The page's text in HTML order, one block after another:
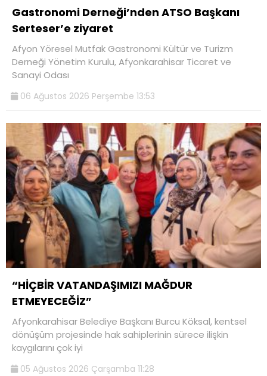
Gastronomi Derneği’nden ATSO Başkanı
Serteser’e ziyaret
Afyon Yöresel Mutfak Gastronomi Kültür ve Turizm
Derneği Yönetim Kurulu, Afyonkarahisar Ticaret ve
Sanayi Odası
06 Ağustos 2026 Perşembe 13:53
“HİÇBİR VATANDAŞIMIZI MAĞDUR
ETMEYECEĞİZ”
Afyonkarahisar Belediye Başkanı Burcu Köksal, kentsel
dönüşüm projesinde hak sahiplerinin sürece ilişkin
kaygılarını çok iyi
05 Ağustos 2026 Çarşamba 11:28